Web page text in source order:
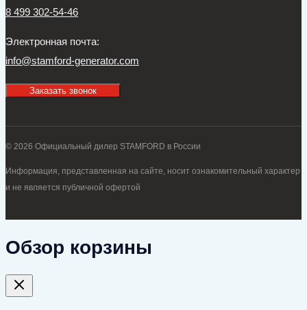
8 499 302-54-46
Электронная почта:
info@stamford-generator.com
Заказать звонок
© 2026 Официальный дилер STAMFORD в России
Информация, представленная на сайте, носит ознакомительный характер
и не является публичной офертой
Обзор корзины